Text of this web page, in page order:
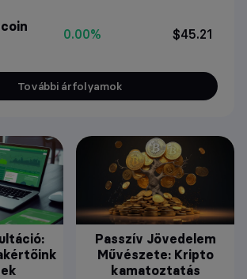
0.00% $45.21
További árfolyamok
Passzív Jövedelem
Művészete: Kripto
kamatoztatás